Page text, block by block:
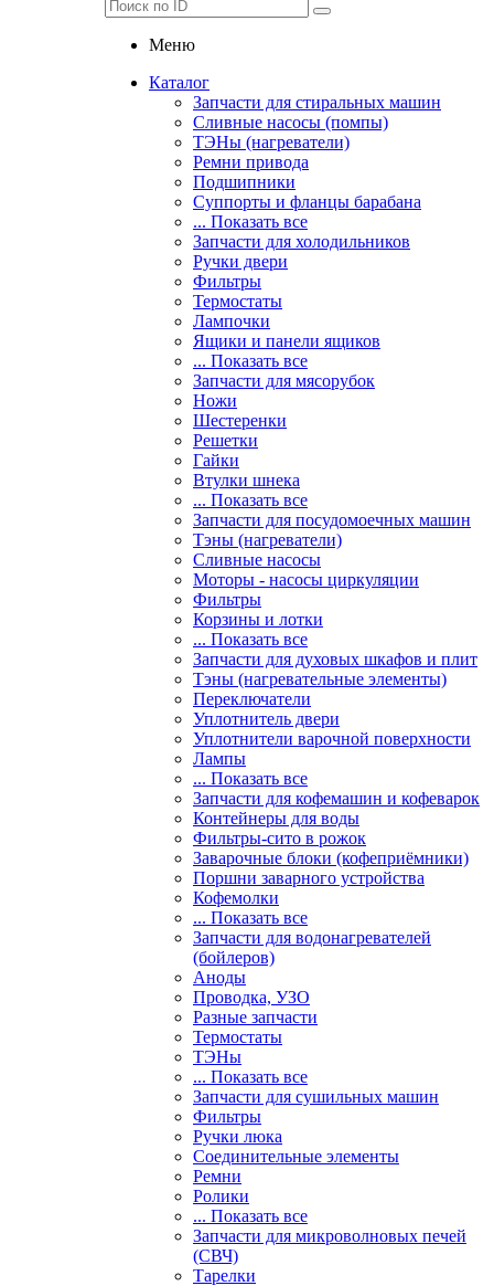
Меню
Каталог
Запчасти для стиральных машин
Сливные насосы (помпы)
ТЭНы (нагреватели)
Ремни привода
Подшипники
Суппорты и фланцы барабана
... Показать все
Запчасти для холодильников
Ручки двери
Фильтры
Термостаты
Лампочки
Ящики и панели ящиков
... Показать все
Запчасти для мясорубок
Ножи
Шестеренки
Решетки
Гайки
Втулки шнека
... Показать все
Запчасти для посудомоечных машин
Тэны (нагреватели)
Сливные насосы
Моторы - насосы циркуляции
Фильтры
Корзины и лотки
... Показать все
Запчасти для духовых шкафов и плит
Тэны (нагревательные элементы)
Переключатели
Уплотнитель двери
Уплотнители варочной поверхности
Лампы
... Показать все
Запчасти для кофемашин и кофеварок
Контейнеры для воды
Фильтры-сито в рожок
Заварочные блоки (кофеприёмники)
Поршни заварного устройства
Кофемолки
... Показать все
Запчасти для водонагревателей
(бойлеров)
Аноды
Проводка, УЗО
Разные запчасти
Термостаты
ТЭНы
... Показать все
Запчасти для сушильных машин
Фильтры
Ручки люка
Соединительные элементы
Ремни
Ролики
... Показать все
Запчасти для микроволновых печей
(СВЧ)
Тарелки